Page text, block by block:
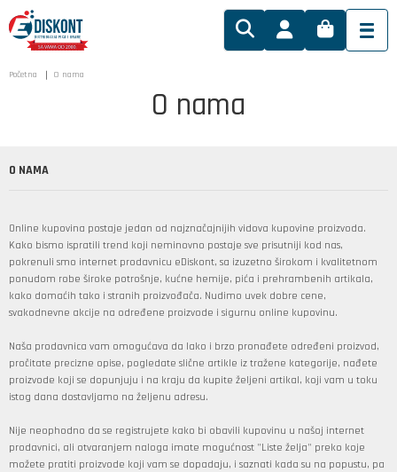
Početna O nama
O nama
O NAMA
Online kupovina postaje jedan od najznačajnijih vidova kupovine proizvoda.
Kako bismo ispratili trend koji neminovno postaje sve prisutniji kod nas,
pokrenuli smo internet prodavnicu eDiskont, sa izuzetno širokom i kvalitetnom
ponudom robe široke potrošnje, kućne hemije, pića i prehrambenih artikala,
kako domaćih tako i stranih proizvođača. Nudimo uvek dobre cene,
svakodnevne akcije na određene proizvode i sigurnu online kupovinu.
Naša prodavnica vam omogućava da lako i brzo pronađete određeni proizvod,
pročitate precizne opise, pogledate slične artikle iz tražene kategorije, nađete
proizvode koji se dopunjuju i na kraju da kupite željeni artikal, koji vam u toku
istog dana dostavljamo na željenu adresu.
Nije neophodno da se registrujete kako bi obavili kupovinu u našoj internet
prodavnici, ali otvaranjem naloga imate mogućnost "Liste želja" preko koje
možete pratiti proizvode koji vam se dopadaju, i saznati kada su na popustu, pa